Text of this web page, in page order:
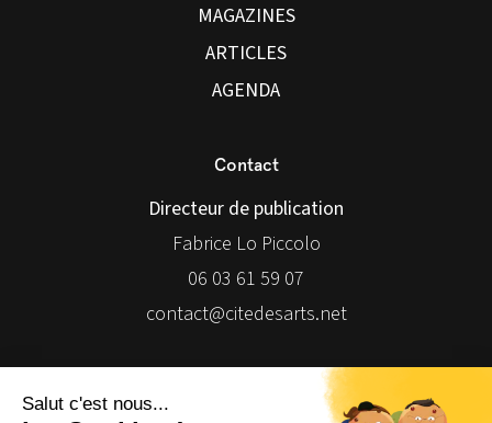
MAGAZINES
ARTICLES
AGENDA
Contact
Directeur de publication
Fabrice Lo Piccolo
06 03 61 59 07
contact@citedesarts.net